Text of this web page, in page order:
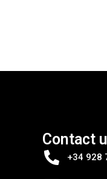
Contact
+34 928